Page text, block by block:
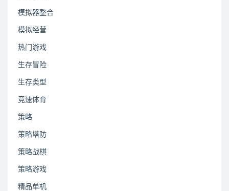
模拟器整合
模拟经营
热门游戏
生存冒险
生存类型
竞速体育
策略
策略塔防
策略战棋
策略游戏
精品单机